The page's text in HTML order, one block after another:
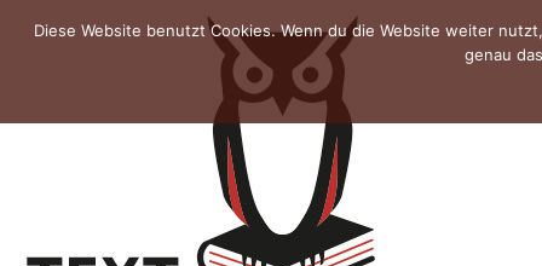
Diese Website benutzt Cookies. Wenn du die Website weiter
genau